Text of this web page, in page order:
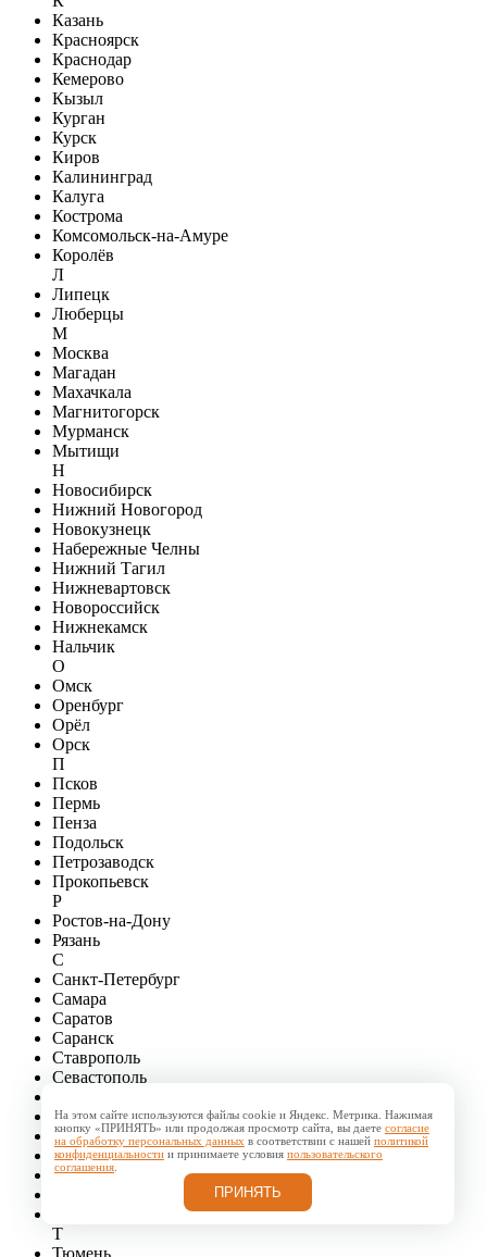
Казань
Красноярск
Краснодар
Кемерово
Кызыл
Курган
Курск
Киров
Калининград
Калуга
Кострома
Комсомольск-на-Амуре
Королёв
Л
Липецк
Люберцы
М
Москва
Магадан
Махачкала
Магнитогорск
Мурманск
Мытищи
Н
Новосибирск
Нижний Новогород
Новокузнецк
Набережные Челны
Нижний Тагил
Нижневартовск
Новороссийск
Нижнекамск
Нальчик
О
Омск
Оренбург
Орёл
Орск
П
Псков
Пермь
Пенза
Подольск
Петрозаводск
Прокопьевск
Р
Ростов-на-Дону
Рязань
С
Санкт-Петербург
Самара
Саратов
Саранск
Ставрополь
Севастополь
Сургут
Симферополь
Смоленск
Стерлитамак
Т
На этом сайте используются файлы cookie и Яндекс. Метрика. Нажимая
кнопку «ПРИНЯТЬ» или продолжая просмотр сайта, вы даете согласие
на обработку персональных данных в соответствии с нашей политикой
конфиденциальности и принимаете условия пользовательского
соглашения
ПРИНЯТЬ